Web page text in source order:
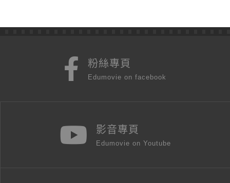
粉絲專頁
Edumovie on facebook
影音專頁
Edumovie on Youtube